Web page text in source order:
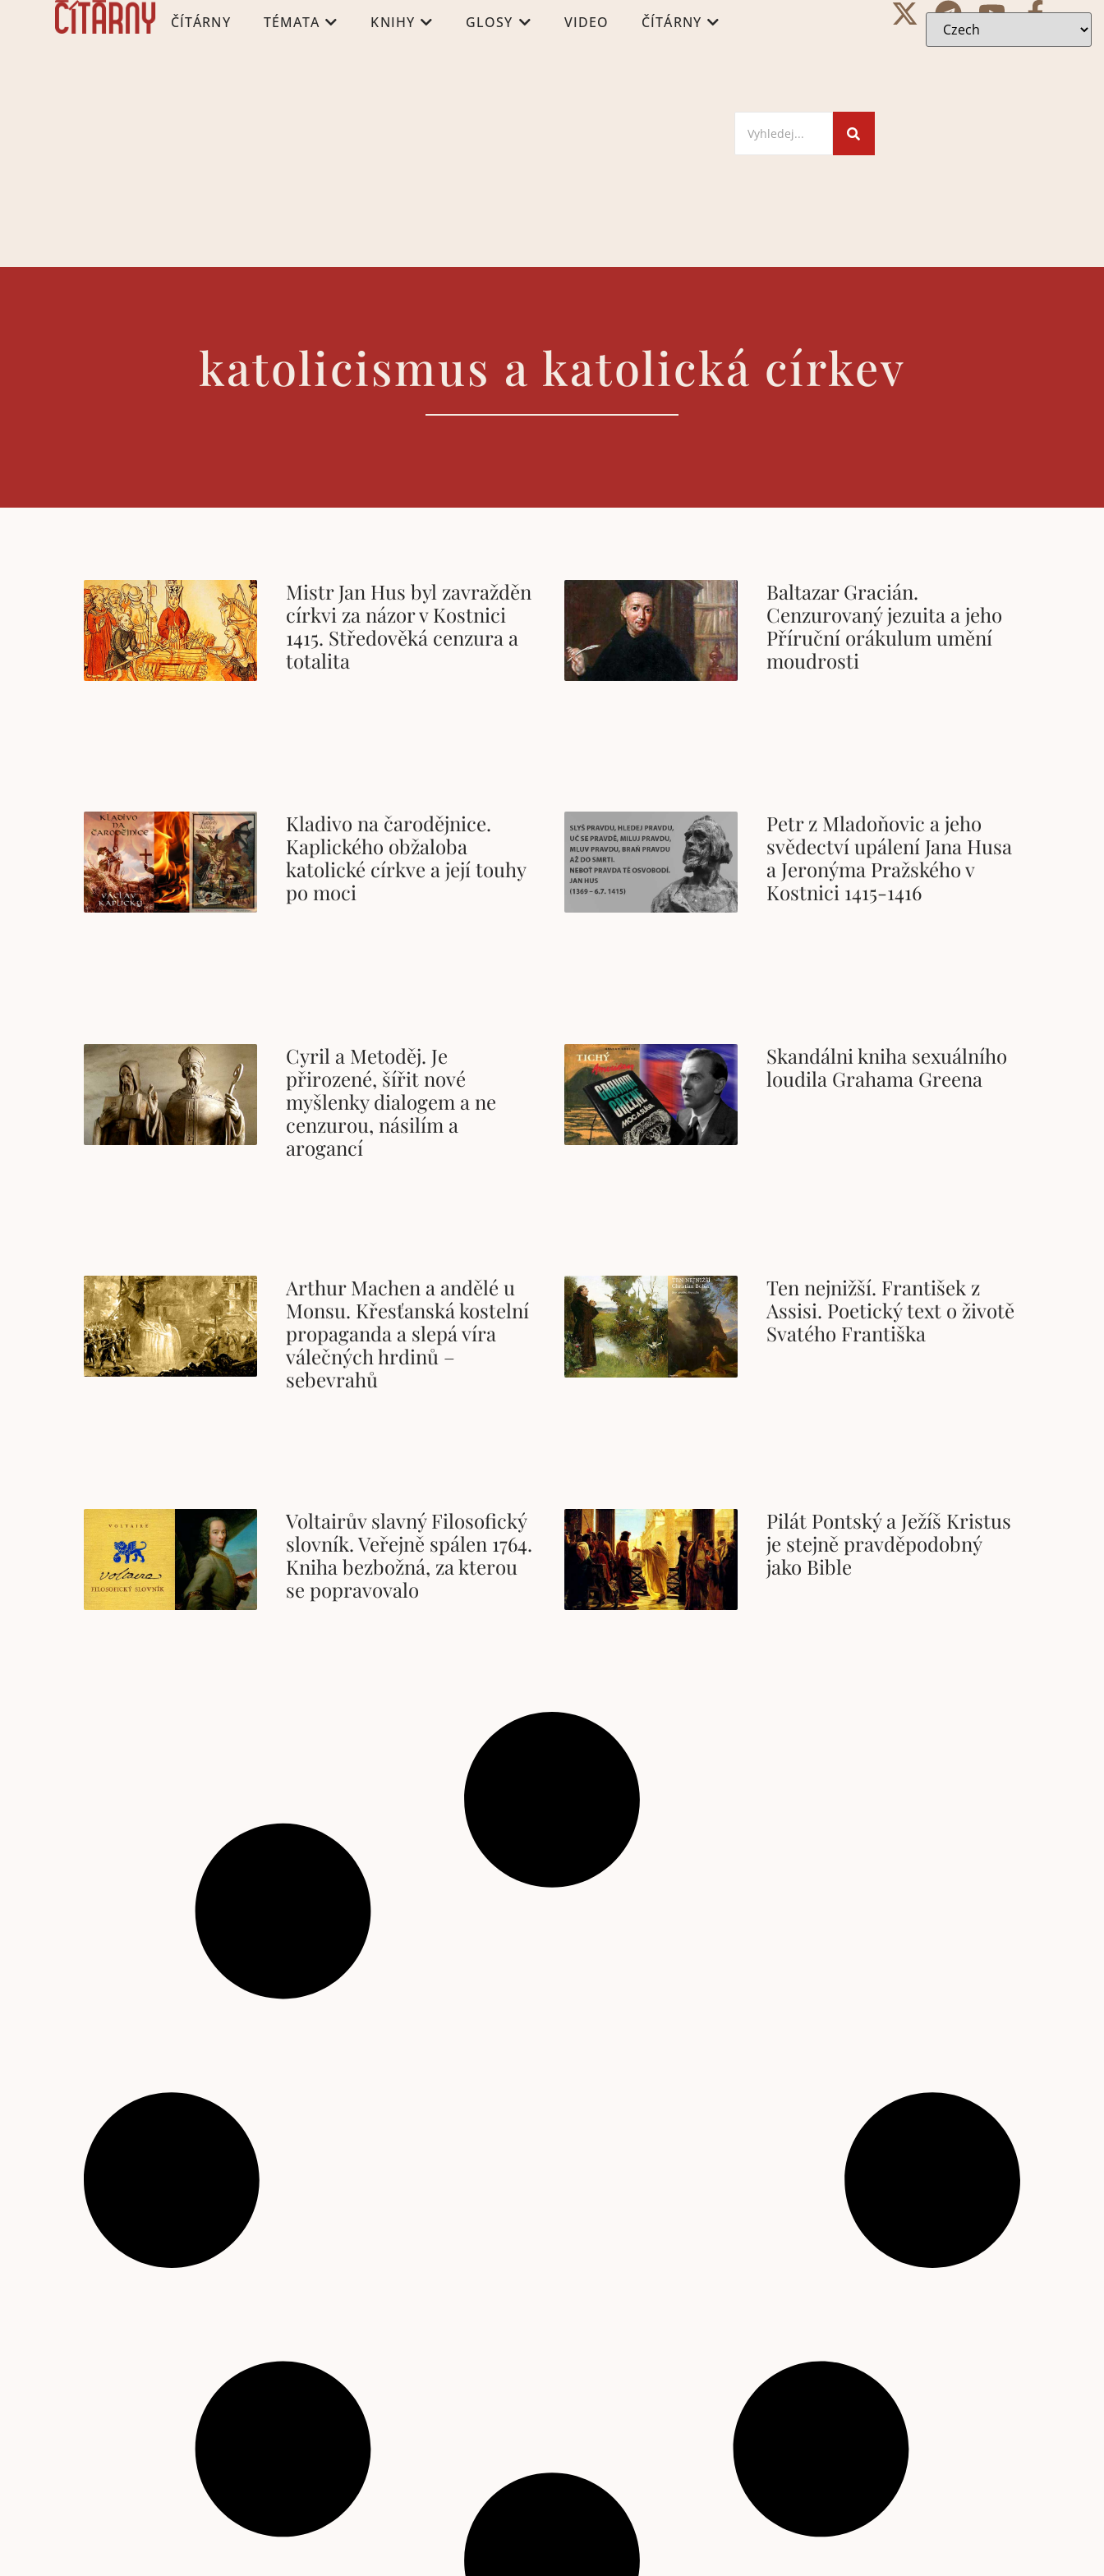
ČÍTÁRNY TÉMATA KNIHY GLOSY VIDEO ČÍTÁRNY
katolicismus a katolická církev
Mistr Jan Hus byl zavražděn
církvi za názor v Kostnici
1415. Středověká cenzura a
totalita
Baltazar Gracián.
Cenzurovaný jezuita a jeho
Příruční orákulum umění
moudrosti
Kladivo na čarodějnice.
Kaplického obžaloba
katolické církve a její touhy
po moci
Petr z Mladoňovic a jeho
svědectví upálení Jana Husa
a Jeronýma Pražského v
Kostnici 1415-1416
Cyril a Metoděj. Je
přirozené, šířit nové
myšlenky dialogem a ne
cenzurou, násilím a
arogancí
Skandálni kniha sexuálního
loudila Grahama Greena
Arthur Machen a andělé u
Monsu. Křesťanská kostelní
propaganda a slepá víra
válečných hrdinů –
sebevrahů
Ten nejnižší. František z
Assisi. Poetický text o životě
Svatého Františka
Voltairův slavný Filosofický
slovník. Veřejně spálen 1764.
Kniha bezbožná, za kterou
se popravovalo
Pilát Pontský a Ježíš Kristus
je stejně pravděpodobný
jako Bible